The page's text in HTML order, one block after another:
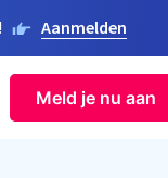
Aanmelden
Meld je nu aan